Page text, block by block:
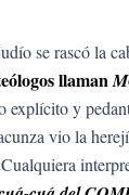
se rascó la
llaman
explícito y
vio la